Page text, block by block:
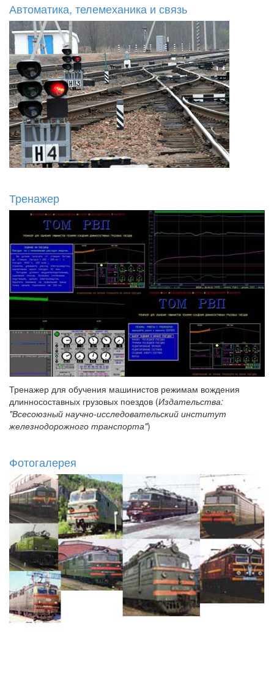
Автоматика, телемеханика и связь
Тренажер
Тренажер для обучения машинистов режимам вождения
длинносоставных грузовых поездов (Издательства:
"Всесоюзный научно-исследовательский институт
железнодорожного транспорта")
Фотогалерея